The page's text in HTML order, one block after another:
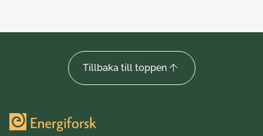
Tillbaka till toppen